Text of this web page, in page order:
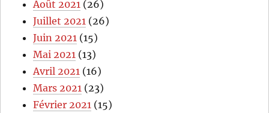
Août 2021 (26)
Juillet 2021 (26)
Juin 2021 (15)
Mai 2021 (13)
Avril 2021 (16)
Mars 2021 (23)
Février 2021 (15)